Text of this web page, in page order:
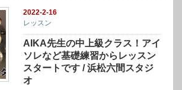
2022-2-16
レッスン
AIKA先生の中上級クラス！アイ
ソレなど基礎練習からレッスン
スタートです / 浜松六間スタジ
オ